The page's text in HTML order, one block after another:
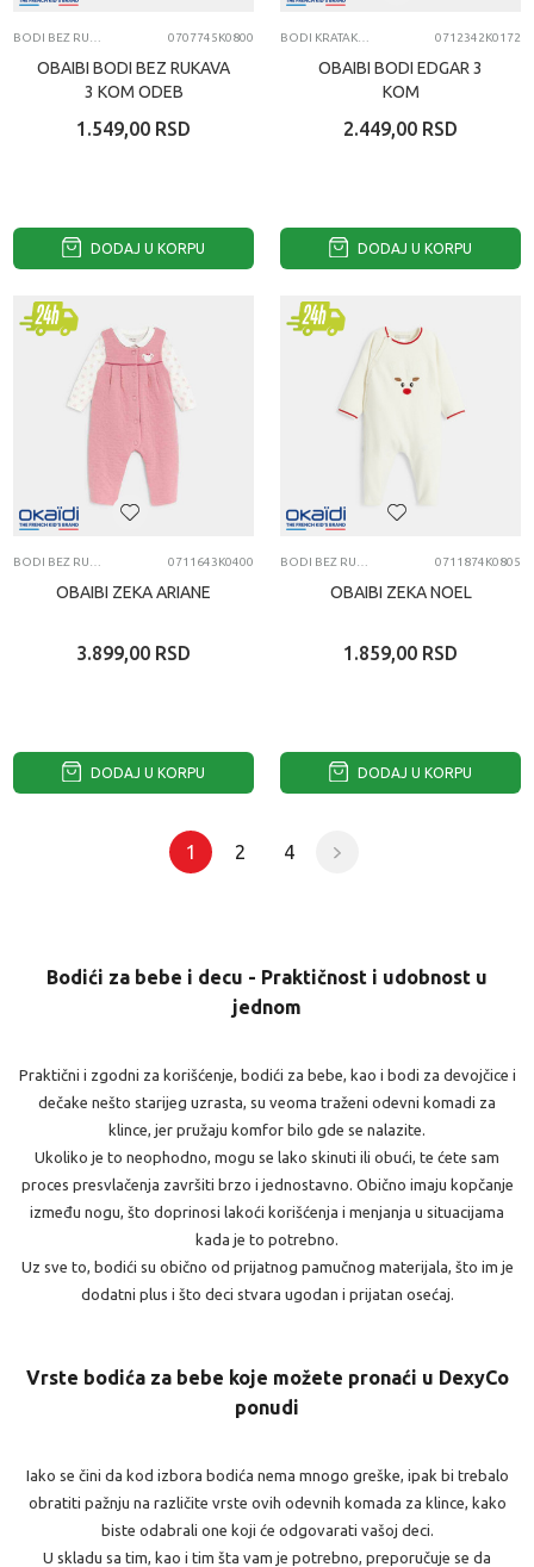
0707745K0800
OBAIBI BODI BEZ RUKAVA
3 KOM ODEB
1.549,00 RSD
DODAJ U KORPU
0712342K0172
OBAIBI BODI EDGAR 3
KOM
2.449,00 RSD
DODAJ U KORPU
0711643K0400
OBAIBI ZEKA ARIANE
3.899,00 RSD
DODAJ U KORPU
0711874K0805
OBAIBI ZEKA NOEL
1.859,00 RSD
DODAJ U KORPU
1 2 4
Bodići za bebe i decu - Praktičnost i udobnost u
jednom
Praktični i zgodni za korišćenje, bodići za bebe, kao i bodi za devojčice i
dečake nešto starijeg uzrasta, su veoma traženi odevni komadi za
klince, jer pružaju komfor bilo gde se nalazite.
Ukoliko je to neophodno, mogu se lako skinuti ili obući, te ćete sam
proces presvlačenja završiti brzo i jednostavno. Obično imaju kopčanje
između nogu, što doprinosi lakoći korišćenja i menjanja u situacijama
kada je to potrebno.
Uz sve to, bodići su obično od prijatnog pamučnog materijala, što im je
dodatni plus i što deci stvara ugodan i prijatan osećaj.
Vrste bodića za bebe koje možete pronaći u DexyCo
ponudi
Iako se čini da kod izbora bodića nema mnogo greške, ipak bi trebalo
obratiti pažnju na različite vrste ovih odevnih komada za klince, kako
biste odabrali one koji će odgovarati vašoj deci.
U skladu sa tim, kao i tim šta vam je potrebno, preporučuje se da